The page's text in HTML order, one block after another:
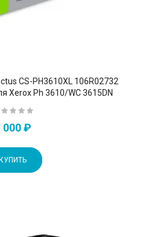
CS-PH3610XL 106R02732
Xerox Ph 3610/WC 3615DN
000 ₽
КУПИТЬ